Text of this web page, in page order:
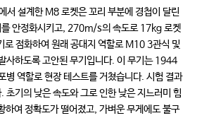
서 설계한 M8 로켓은 꼬리 부분에 경첩이 달린
를 안정화시키고, 270m/s의 속도로 17kg 로켓
로 점화하여 원래 공대지 역할로 M10 3관식 및
사하도록 고안된 무기입니다. 이 무기는 1944
병 역할로 현장 테스트를 거쳤습니다. 시험 결과
초기의 낮은 속도와 그로 인한 낮은 지느러미 힘
하여 정확도가 떨어졌고, 가벼운 무게에도 불구